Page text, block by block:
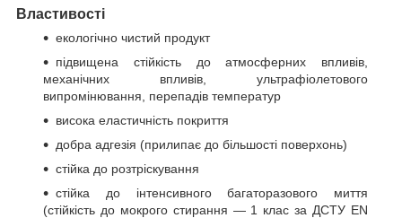
Властивості
екологічно чистий продукт
підвищена стійкість до атмосферних впливів,
механічних впливів, ультрафіолетового
випромінювання, перепадів температур
висока еластичність покриття
добра адгезія (прилипає до більшості поверхонь)
стійка до розтріскування
стійка до інтенсивного багаторазового миття
(стійкість до мокрого стирання — 1 клас за ДСТУ EN